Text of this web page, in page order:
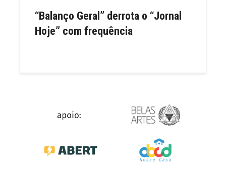
“Balanço Geral” derrota o “Jornal
Hoje” com frequência